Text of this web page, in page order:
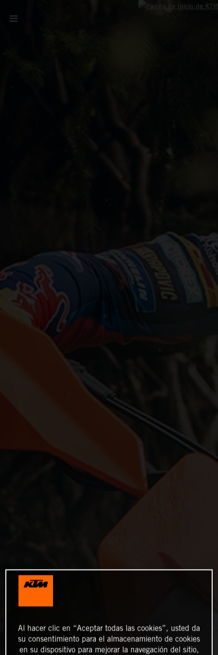
Al hacer clic en “Aceptar todas las cookies”, usted da
su consentimiento para el almacenamiento de cookies
en su dispositivo para mejorar la navegación del sitio,